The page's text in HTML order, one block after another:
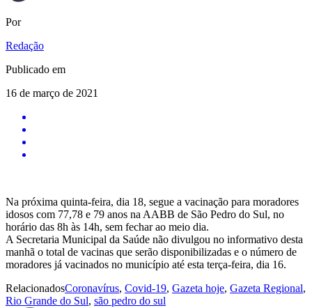
Por
Redação
Publicado em
16 de março de 2021
Na próxima quinta-feira, dia 18, segue a vacinação para moradores
idosos com 77,78 e 79 anos na AABB de São Pedro do Sul, no
horário das 8h às 14h, sem fechar ao meio dia.
A Secretaria Municipal da Saúde não divulgou no informativo desta
manhã o total de vacinas que serão disponibilizadas e o número de
moradores já vacinados no município até esta terça-feira, dia 16.
RelacionadosCoronavírus, Covid-19, Gazeta hoje, Gazeta Regional,
Rio Grande do Sul, são pedro do sul